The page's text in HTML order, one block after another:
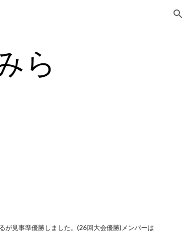
ら
見事準優勝しました。(26回大会優勝)メンバーは